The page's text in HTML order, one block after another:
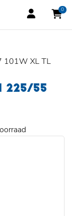
0
101W XL TL
225/55